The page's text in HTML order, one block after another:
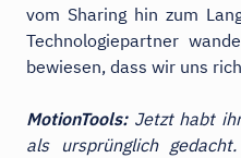
vom Sharing hin zum
Technologiepartner
bewiesen, dass wir uns
MotionTools: Jetzt habt
als ursprünglich